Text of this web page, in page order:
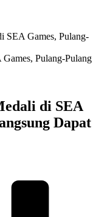
SEA Games, Pulang-
di SEA
Dapat